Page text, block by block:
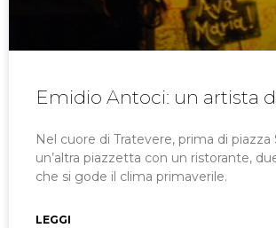
Emidio Antoci: un artista
Nel cuore di Tratevere, prima di piazza
un’altra piazzetta con un ristorante,
che si gode il clima primaverile.
LEGGI